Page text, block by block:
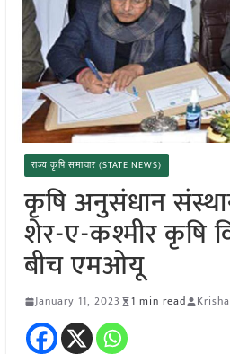
राज्य कृषि समाचार (STATE NEWS)
कृषि अनुसंधान
शेर-ए-कश्मीर कृषि
बीच एमओयू
January 11, 2023 1 min read